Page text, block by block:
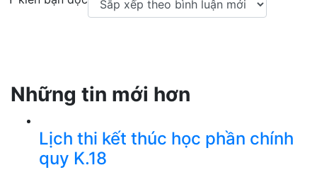
Những tin mới hơn
Lịch thi kết thúc học phần chính
quy K.18